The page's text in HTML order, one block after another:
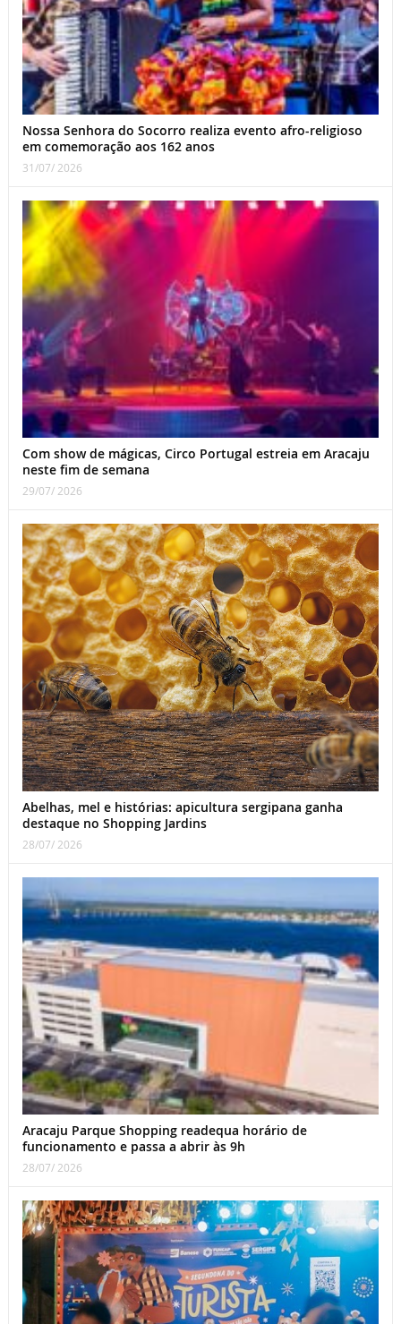
Nossa Senhora do Socorro realiza evento afro-religioso
em comemoração aos 162 anos
31/07/ 2026
Com show de mágicas, Circo Portugal estreia em Aracaju
neste fim de semana
29/07/ 2026
Abelhas, mel e histórias: apicultura sergipana ganha
destaque no Shopping Jardins
28/07/ 2026
Aracaju Parque Shopping readequa horário de
funcionamento e passa a abrir às 9h
28/07/ 2026